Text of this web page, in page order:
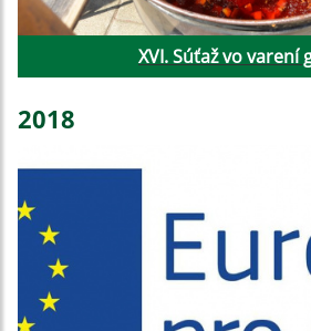
XVI. Súťaž vo varení
2018